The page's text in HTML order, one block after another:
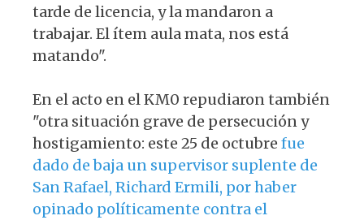
tarde de licencia, y la mandaron a
trabajar. El ítem aula mata, nos está
matando".
En el acto en el KM0 repudiaron también
"otra situación grave de persecución y
hostigamiento: este 25 de octubre fue
dado de baja un supervisor suplente de
San Rafael, Richard Ermili, por haber
opinado políticamente contra el